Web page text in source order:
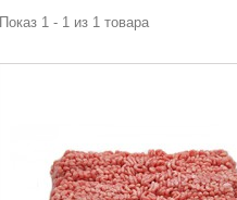
Показ 1 - 1 из 1 товара